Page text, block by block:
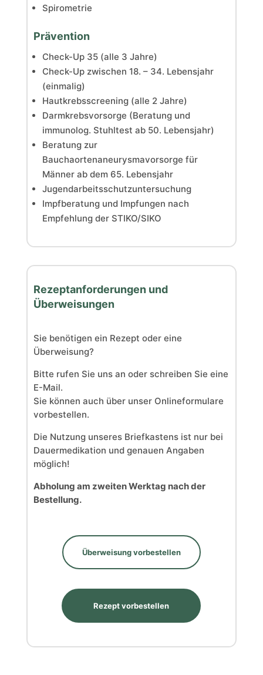
Spirometrie
Prävention
Check-Up 35 (alle 3 Jahre)
Check-Up zwischen 18. – 34. Lebensjahr
(einmalig)
Hautkrebsscreening (alle 2 Jahre)
Darmkrebsvorsorge (Beratung und
immunolog. Stuhltest ab 50. Lebensjahr)
Beratung zur
Bauchaortenaneurysmavorsorge für
Männer ab dem 65. Lebensjahr
Jugendarbeitsschutzuntersuchung
Impfberatung und Impfungen nach
Empfehlung der STIKO/SIKO
Rezeptanforderungen und
Überweisungen
Sie benötigen ein Rezept oder eine
Überweisung?
Bitte rufen Sie uns an oder schreiben Sie eine
E-Mail.
Sie können auch über unser Onlineformulare
vorbestellen.
Die Nutzung unseres Briefkastens ist nur bei
Dauermedikation und genauen Angaben
möglich!
Abholung am zweiten Werktag nach der
Bestellung.
Überweisung vorbestellen
Rezept vorbestellen